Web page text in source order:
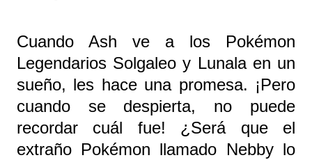
Cuando Ash ve a los Pokémon
Legendarios Solgaleo y Lunala en un
sueño, les hace una promesa. ¡Pero
cuando se despierta, no puede
recordar cuál fue! ¿Será que el
extraño Pokémon llamado Nebby lo